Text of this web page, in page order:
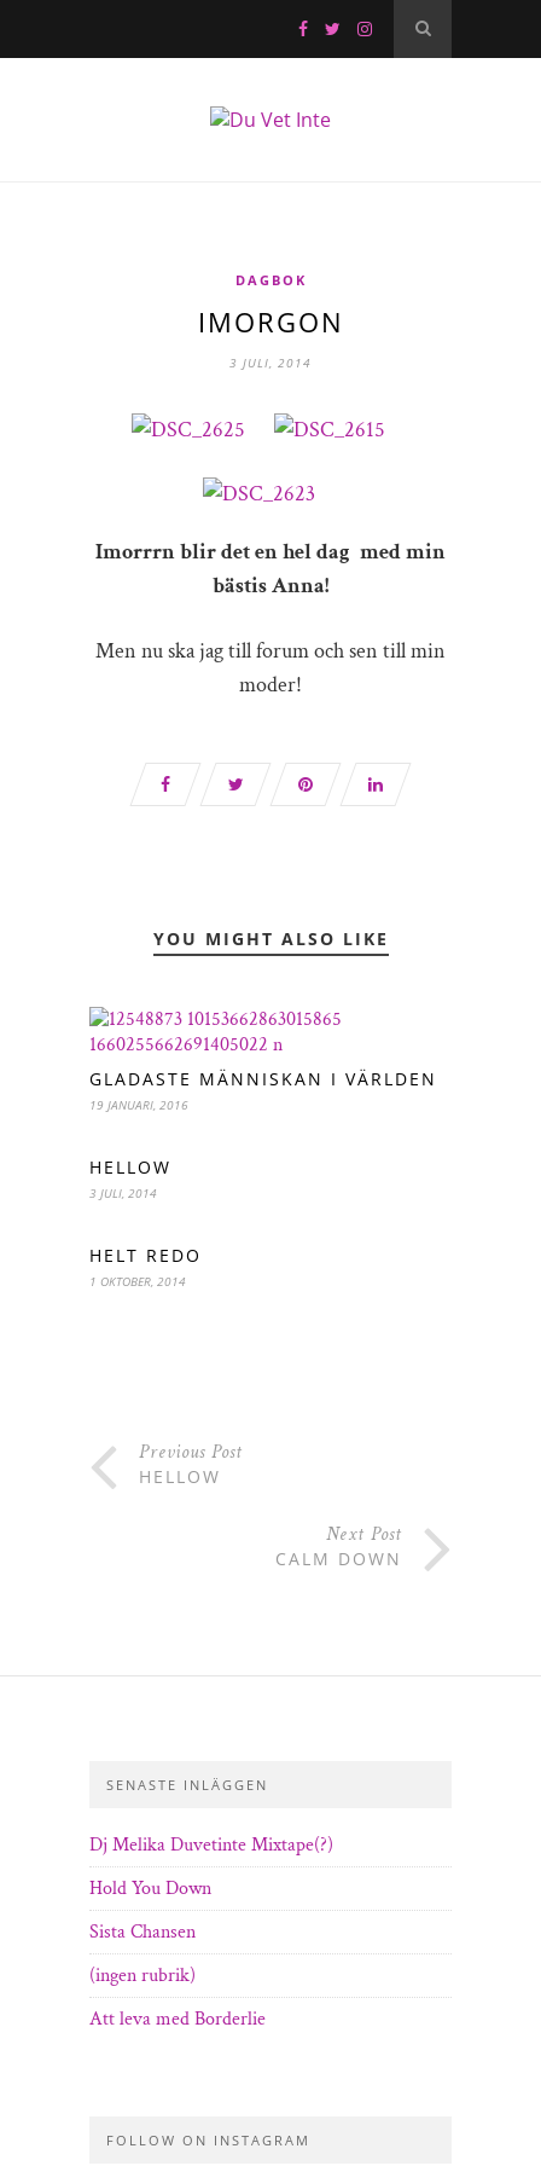
DAGBOK
IMORGON
3 JULI, 2014
Imorrrn blir det en hel dag med min
bästis Anna!
Men nu ska jag till forum och sen till min
moder!
YOU MIGHT ALSO LIKE
GLADASTE MÄNNISKAN I VÄRLDEN
19 JANUARI, 2016
HELLOW
3 JULI, 2014
HELT REDO
1 OKTOBER, 2014
Previous Post
HELLOW
Next Post
CALM DOWN
SENASTE INLÄGGEN
Dj Melika Duvetinte Mixtape(?)
Hold You Down
Sista Chansen
(ingen rubrik)
Att leva med Borderlie
FOLLOW ON INSTAGRAM